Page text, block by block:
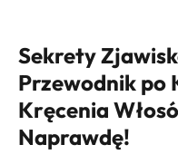
Sekrety
Przewodnik po
Kręcenia
Naprawdę!